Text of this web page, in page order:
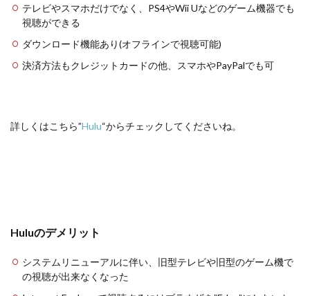
テレビやスマホだけでなく、PS4やWii Uなどのゲーム機器でも
視聴ができる
ダウンロード機能あり(オフラインで視聴可能)
決済方法もクレジットカードの他、スマホやPayPalでも可
詳しくはこちら”Hulu“からチェックしてくださいね。
Huluのデメリット
システムリニューアルに伴い、旧型テレビや旧型のゲーム機で
の視聴が出来なくなった